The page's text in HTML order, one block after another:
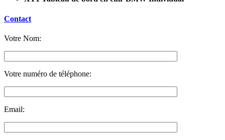
Contact
Votre Nom:
Votre numéro de téléphone:
Email: